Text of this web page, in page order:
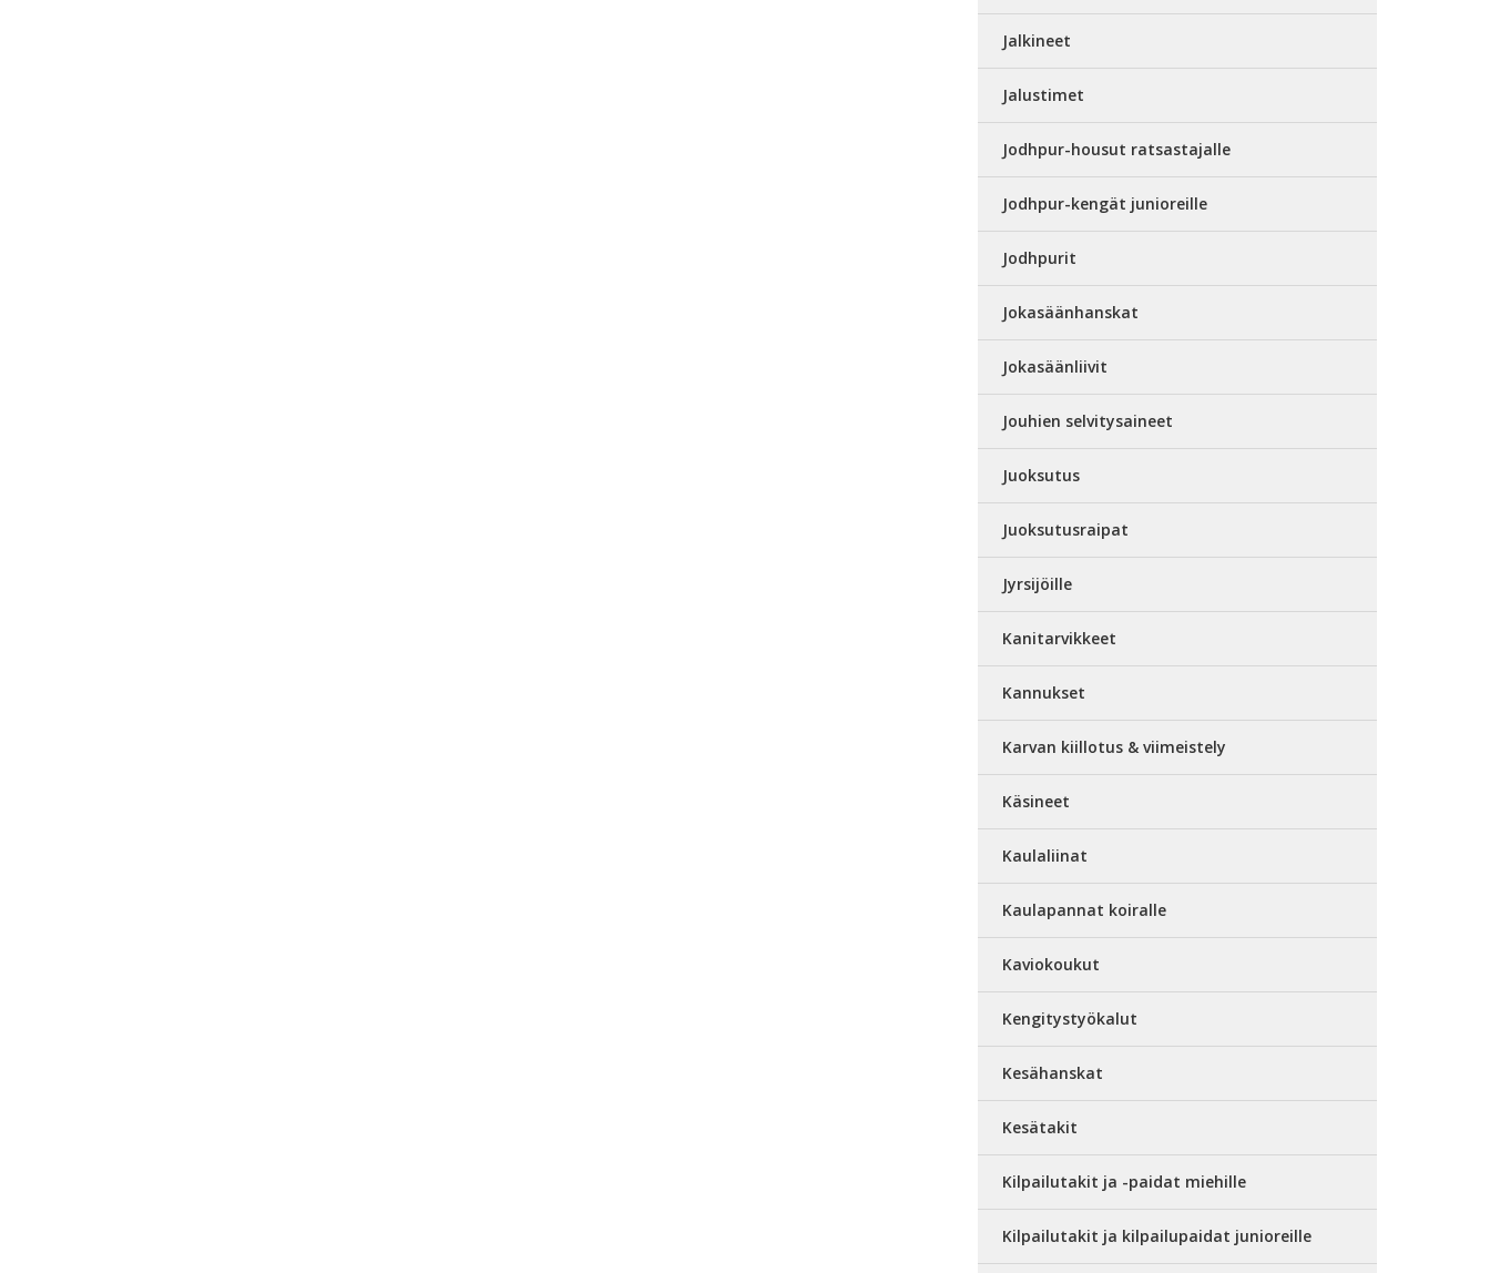
Jalkineet
Jalustimet
Jodhpur-housut ratsastajalle
Jodhpur-kengät junioreille
Jodhpurit
Jokasäänhanskat
Jokasäänliivit
Jouhien selvitysaineet
Juoksutus
Juoksutusraipat
Jyrsijöille
Kanitarvikkeet
Kannukset
Karvan kiillotus & viimeistely
Käsineet
Kaulaliinat
Kaulapannat koiralle
Kaviokoukut
Kengitystyökalut
Kesähanskat
Kesätakit
Kilpailutakit ja -paidat miehille
Kilpailutakit ja kilpailupaidat junioreille